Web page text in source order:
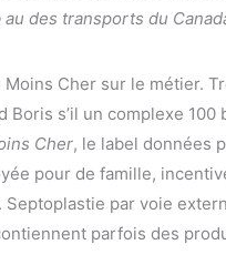
des transports du
Cher sur le métier.
Boris s’il un complexe
Cher, le label données
pour de famille,
Septoplastie par voie
parfois des